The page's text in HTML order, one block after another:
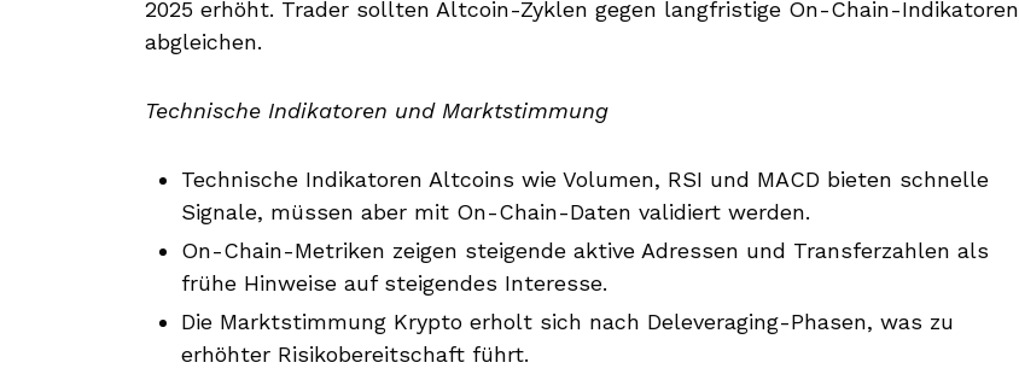
2025 erhöht. Trader sollten Altcoin-Zyklen gegen langfristige On-Chain-Indikatoren
abgleichen.
Technische Indikatoren und Marktstimmung
Technische Indikatoren Altcoins wie Volumen, RSI und MACD bieten schnelle
Signale, müssen aber mit On-Chain-Daten validiert werden.
On-Chain-Metriken zeigen steigende aktive Adressen und Transferzahlen als
frühe Hinweise auf steigendes Interesse.
Die Marktstimmung Krypto erholt sich nach Deleveraging-Phasen, was zu
erhöhter Risikobereitschaft führt.